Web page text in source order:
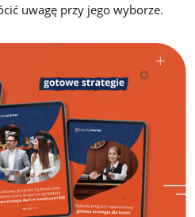
uwagę przy jego wyborze.